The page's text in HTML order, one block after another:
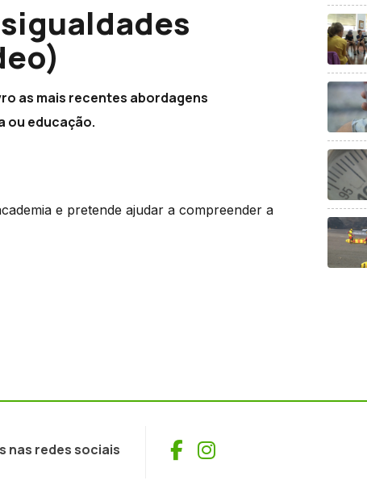
as mais recentes abordagens
ou educação.
e pretende ajudar a compreender a
nas redes sociais Facebook
Instagram